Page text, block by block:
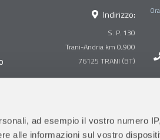
ad esempio il vostro numero
alle informazioni sul vostro
Indirizzo:
S. P. 130
Trani-Andria km 0,900
Prima Infanzia: 0883